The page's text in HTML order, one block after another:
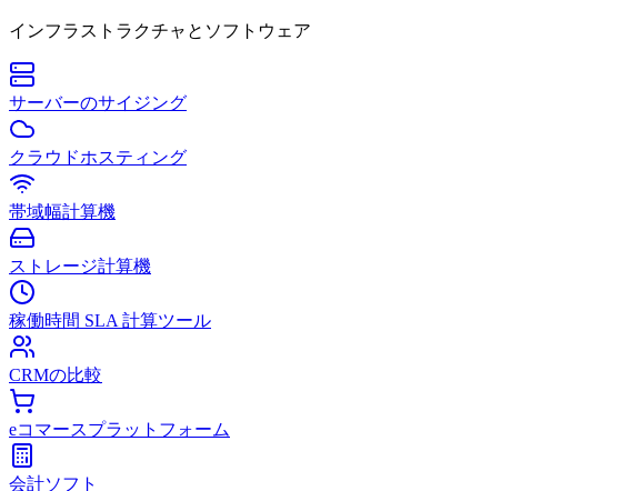
インフラストラクチャとソフトウェア
サーバーのサイジング
クラウドホスティング
帯域幅計算機
ストレージ計算機
稼働時間 SLA 計算ツール
CRMの比較
eコマースプラットフォーム
会計ソフト